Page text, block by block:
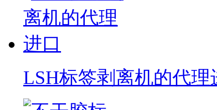
LSH标签剥离机的代理